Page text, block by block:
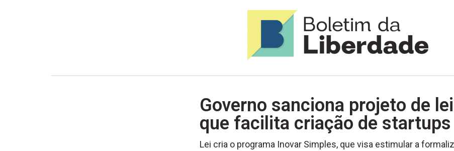
Governo sanciona projeto de lei
que facilita criação de startups
Lei cria o programa Inovar Simples, que visa estimular a